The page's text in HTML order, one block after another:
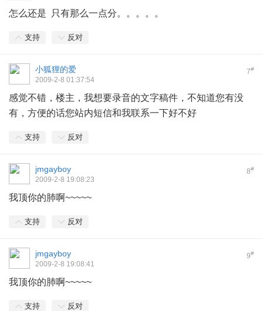
怎么还是 只有那么一点分。。。。。
支持 反对
7#
小狐狸的爱
2009-2-8 01:37:54
感觉不错，楼主，我想要录音的文字稿件，不知道您有没
有，方便的话您站内短信和我联系一下好不好
支持 反对
8#
jmgayboy
2009-2-8 19:08:23
我顶你的肺啊~~~~~
支持 反对
9#
jmgayboy
2009-2-8 19:08:41
我顶你的肺啊~~~~~
支持 反对